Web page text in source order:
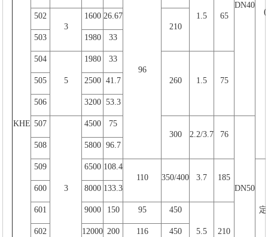
DN40
KHE
96
1.5 65
502
3
1600 26.67
210
503
1980 33
504
5
1980 33
260 1.5 75
505 2500 41.7
506 3200 53.3
507
3
4500
75
300
2.2/3.7 76
DN50
508 5800 96.7
509 6500 108.4
110
350/400 3.7 185
600 8000 133.3
601 9000 150 95 450
5.5 210
602 12000 200 116 450